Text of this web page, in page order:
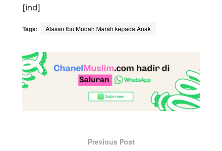
[ind]
Tags: Alasan Ibu Mudah Marah kepada Anak
Previous Post